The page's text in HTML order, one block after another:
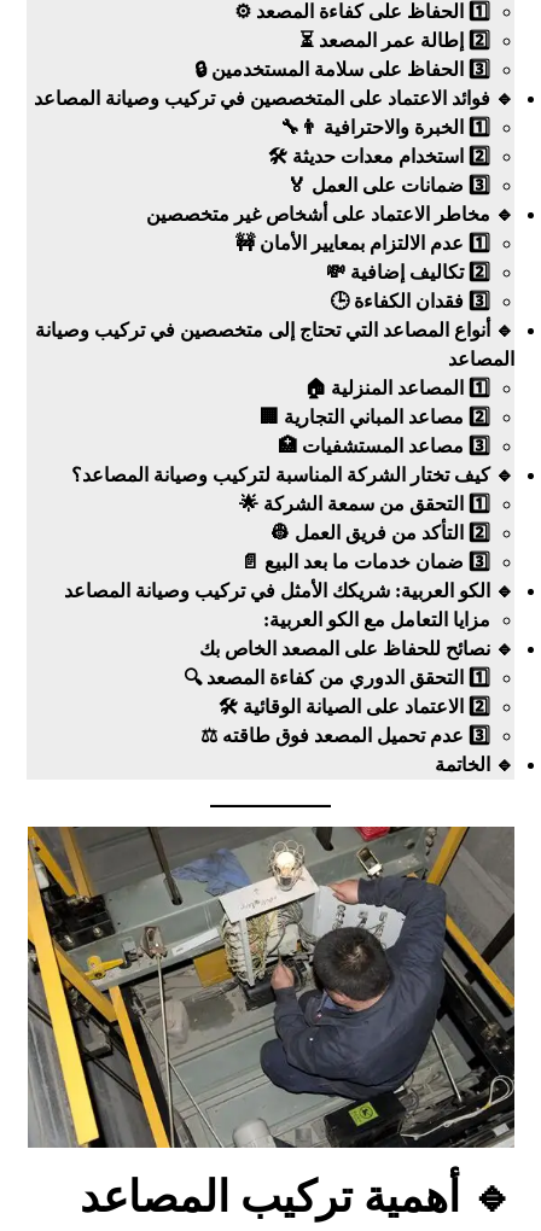
1️⃣ الحفاظ على كفاءة المصعد ⚙️
2️⃣ إطالة عمر المصعد ⏳
3️⃣ الحفاظ على سلامة المستخدمين 🔒
🔹 فوائد الاعتماد على المتخصصين في تركيب وصيانة المصاعد
1️⃣ الخبرة والاحترافية 👨‍🔧
2️⃣ استخدام معدات حديثة 🛠️
3️⃣ ضمانات على العمل 🏅
🔹 مخاطر الاعتماد على أشخاص غير متخصصين
1️⃣ عدم الالتزام بمعايير الأمان 🚧
2️⃣ تكاليف إضافية 💸
3️⃣ فقدان الكفاءة 🕒
🔹 أنواع المصاعد التي تحتاج إلى متخصصين في تركيب وصيانة
المصاعد
1️⃣ المصاعد المنزلية 🏠
2️⃣ مصاعد المباني التجارية 🏢
3️⃣ مصاعد المستشفيات 🏥
🔹 كيف تختار الشركة المناسبة لتركيب وصيانة المصاعد؟
1️⃣ التحقق من سمعة الشركة 🌟
2️⃣ التأكد من فريق العمل 👷
3️⃣ ضمان خدمات ما بعد البيع 📄
🔹 الكو العربية: شريكك الأمثل في تركيب وصيانة المصاعد
مزايا التعامل مع الكو العربية:
🔹 نصائح للحفاظ على المصعد الخاص بك
1️⃣ التحقق الدوري من كفاءة المصعد 🔍
2️⃣ الاعتماد على الصيانة الوقائية 🛠️
3️⃣ عدم تحميل المصعد فوق طاقته ⚖️
🔹 الخاتمة
🔹 أهمية تركيب المصاعد